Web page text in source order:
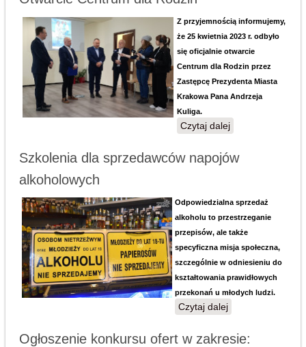
Z przyjemnością informujemy,
że 25 kwietnia 2023 r. odbyło
się oficjalnie otwarcie
Centrum dla Rodzin przez
Zastępcę Prezydenta Miasta
Krakowa Pana Andrzeja
Kuliga.
Czytaj dalejwpis Otwarcie
Rodzin
Szkolenia dla sprzedawców napojów
alkoholowych
Odpowiedzialna sprzedaż
alkoholu to przestrzeganie
przepisów, ale także
specyficzna misja społeczna,
szczególnie w odniesieniu do
kształtowania prawidłowych
przekonań u młodych ludzi.
Czytaj dalejwpis Szkolenia
napojów
Ogłoszenie konkursu ofert w zakresie: